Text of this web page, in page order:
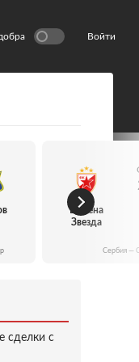
Войти
Црвена
Звезда
Сербия —
сделки с